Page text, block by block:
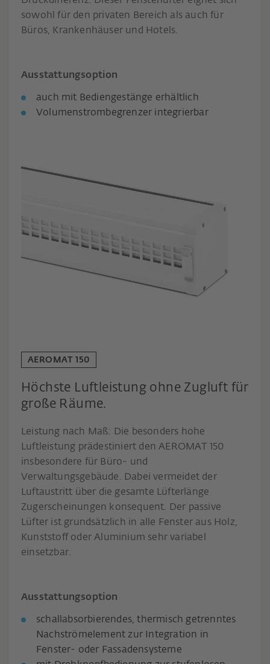
sowohl für den privaten Bereich als auch für
Büros, Krankenhäuser und Hotels.
Ausstattungsoption
auch mit Bediengestänge erhältlich
Volumenstrombegrenzer integrierbar
AEROMAT 150
Höchste Luftleistung ohne Zugluft für
große Räume.
Leistung nach Maß: Die besonders hohe
Luftleistung prädestiniert den AEROMAT 150
insbesondere für Büro- und
Verwaltungsgebäude. Dabei vermeidet der
Luftaustritt über die gesamte Lüfterlänge
Zugerscheinungen konsequent. Der passive
Lüfter ist grundsätzlich in alle Fenster aus Holz,
Kunststoff oder Aluminium sehr variabel
einsetzbar.
Ausstattungsoption
schallabsorbierendes, thermisch getrenntes
Nachströmelement zur Integration in
Fenster- oder Fassadensysteme